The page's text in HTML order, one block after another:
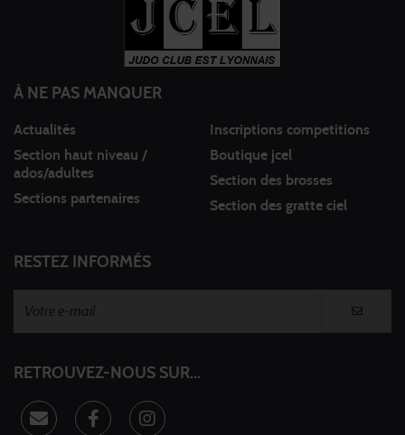
À NE PAS MANQUER
Actualités
Section haut niveau /
ados/adultes
Sections partenaires
Inscriptions competitions
Boutique jcel
Section des brosses
Section des gratte ciel
RESTEZ INFORMÉS
RETROUVEZ-NOUS SUR...